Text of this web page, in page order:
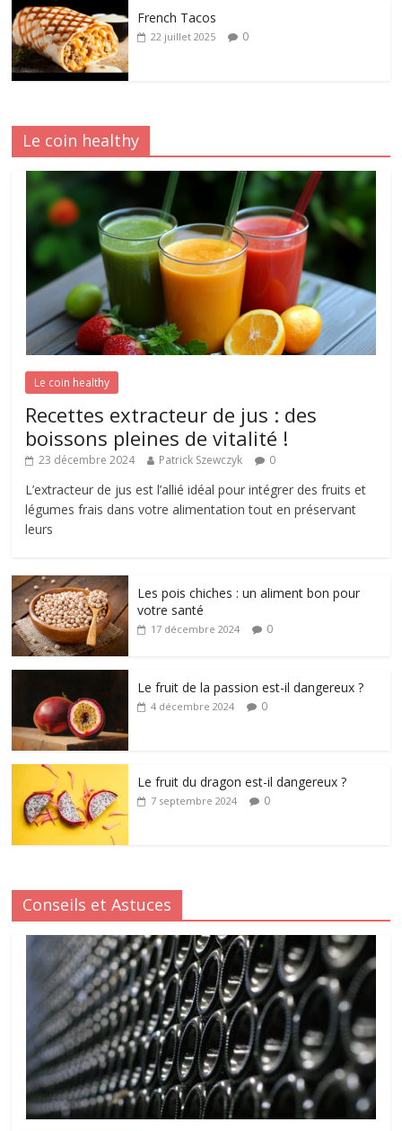
French Tacos
22 juillet 2025 0
Le coin healthy
Le coin healthy
Recettes extracteur de jus : des
boissons pleines de vitalité !
23 décembre 2024 Patrick Szewczyk 0
L’extracteur de jus est l’allié idéal pour intégrer des fruits et
légumes frais dans votre alimentation tout en préservant
leurs
Les pois chiches : un aliment bon pour
votre santé
17 décembre 2024 0
Le fruit de la passion est-il dangereux ?
4 décembre 2024 0
Le fruit du dragon est-il dangereux ?
7 septembre 2024 0
Conseils et Astuces